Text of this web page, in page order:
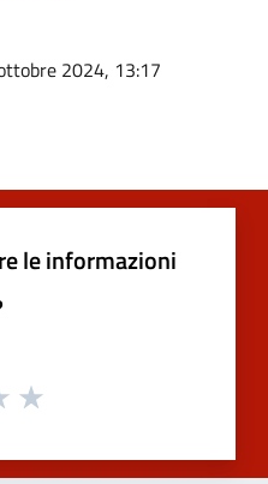
2024, 13:17
le informazioni